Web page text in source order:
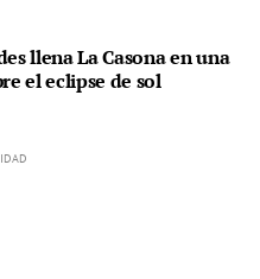
llena La Casona en una
el eclipse de sol